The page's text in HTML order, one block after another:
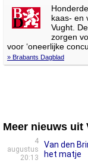
kaas- en
Vught.
zorgen
voor ‘oneerlijke
» Brabants Dagblad
Meer nieuws uit
4
augustus
20:13
Van den
het matje